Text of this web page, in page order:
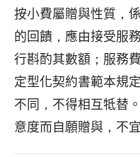
按小費屬贈與性質，
的回饋，應由接受服
行斟酌其數額；服務
定型化契約書範本規
不同，不得相互牴替
意度而自願贈與，不